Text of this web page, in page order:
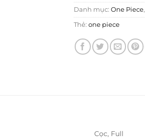
Danh mục: One Piece,
Thẻ: one piece
Cọc, Full